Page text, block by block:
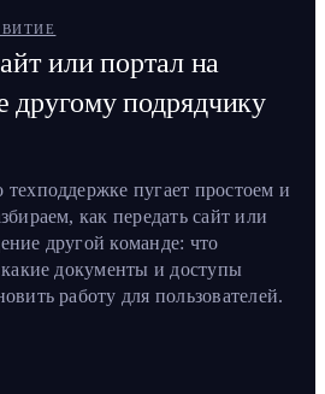
или портал на
другому подрядчику
пугает простоем и
как передать сайт или
другой команде: что
какие документы и доступы
работу для пользователей.